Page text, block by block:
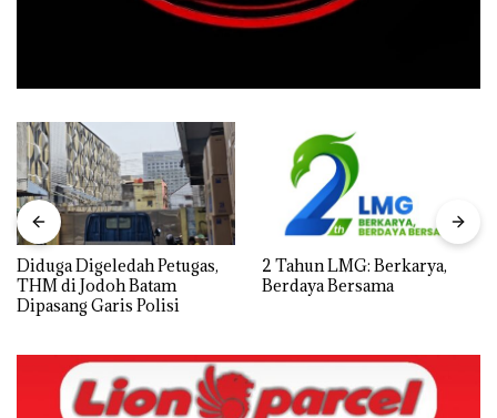
Diduga Digeledah Petugas,
THM di Jodoh Batam
Dipasang Garis Polisi
2 Tahun LMG: Berkarya,
Berdaya Bersama